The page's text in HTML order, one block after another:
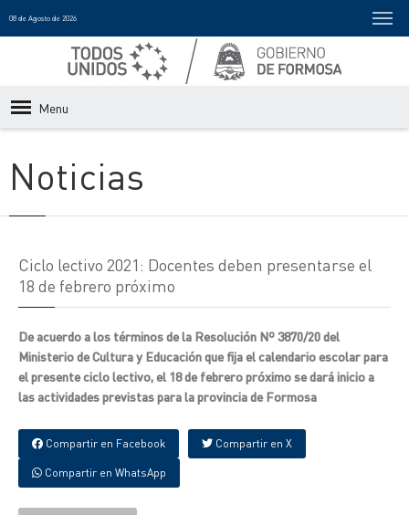
08 de Agosto de 2026
Menu
Noticias
Ciclo lectivo 2021: Docentes deben presentarse el
18 de febrero próximo
De acuerdo a los términos de la Resolución Nº 3870/20 del
Ministerio de Cultura y Educación que fija el calendario escolar para
el presente ciclo lectivo, el 18 de febrero próximo se dará inicio a
las actividades previstas para la provincia de Formosa
Compartir en Facebook Compartir en X
Compartir en WhatsApp